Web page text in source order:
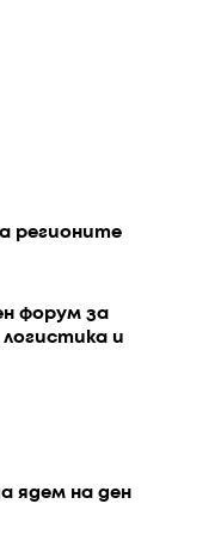
регионите
форум за
и
ядем на ден